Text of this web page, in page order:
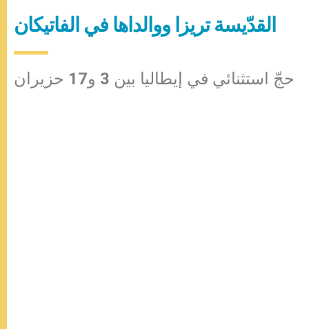
القدّيسة تريزا ووالداها في الفاتيكان
حجّ استثنائي في إيطاليا بين 3 و17 حزيران